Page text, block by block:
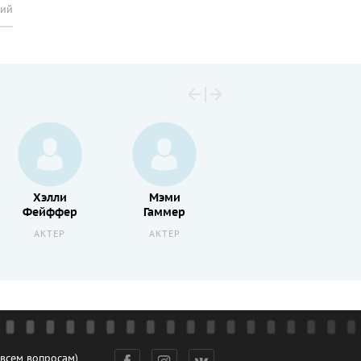
Хэлли
Фейффер
АКТЕР
Мэми
Гаммер
АКТЕР
вопросам)